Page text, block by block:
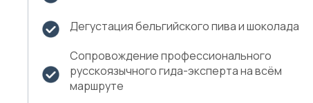
Дегустация бельгийского пива и шоколада
Сопровождение профессионального
русскоязычного гида-эксперта на всём
маршруте